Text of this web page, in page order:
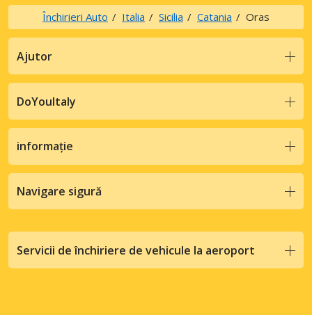
Închirieri Auto Italia Sicilia Catania Oras
Ajutor
DoYouItaly
informație
Navigare sigură
Servicii de închiriere de vehicule la aeroport